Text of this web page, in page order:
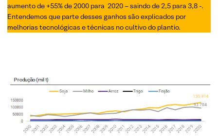
aumento de +55% de 2000 para 2020 – saindo de 2,5 para 3,8 -.
Entendemos que parte desses ganhos são explicados por
melhorias tecnológicas e técnicas no cultivo do plantio.